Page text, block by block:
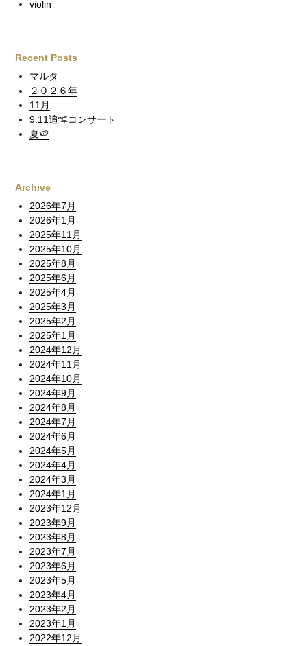
violin
Recent Posts
マルタ
２０２６年
11月
9.11追悼コンサート
夏🍉
Archive
2026年7月
2026年1月
2025年11月
2025年10月
2025年8月
2025年6月
2025年4月
2025年3月
2025年2月
2025年1月
2024年12月
2024年11月
2024年10月
2024年9月
2024年8月
2024年7月
2024年6月
2024年5月
2024年4月
2024年3月
2024年1月
2023年12月
2023年9月
2023年8月
2023年7月
2023年6月
2023年5月
2023年4月
2023年2月
2023年1月
2022年12月